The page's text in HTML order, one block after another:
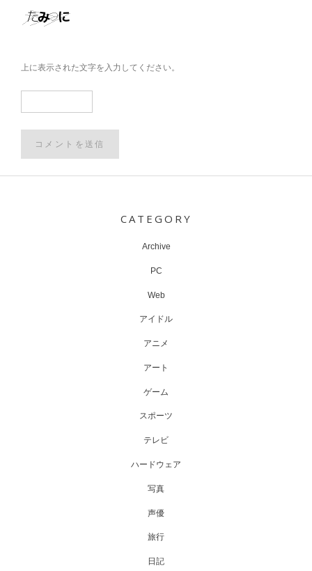
上に表示された文字を入力してください。
CATEGORY
Archive
PC
Web
アイドル
アニメ
アート
ゲーム
スポーツ
テレビ
ハードウェア
写真
声優
旅行
日記